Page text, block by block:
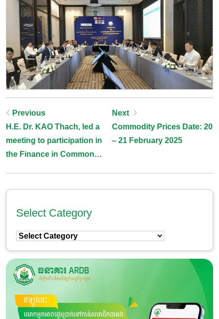
Post
Navigation
Previous
H.E. Dr. KAO Thach, led a
meeting to participation in
the Finance in Common
Next
Commodity Prices Date: 20
– 21 February 2025
Select Category
Select
Category